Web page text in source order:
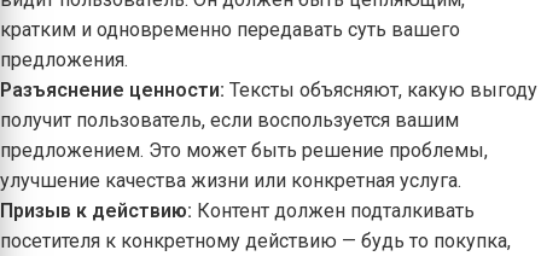
кратким и одновременно передавать суть вашего
предложения.
Разъяснение ценности: Тексты объясняют, какую выгоду
получит пользователь, если воспользуется вашим
предложением. Это может быть решение проблемы,
улучшение качества жизни или конкретная услуга.
Призыв к действию: Контент должен подталкивать
посетителя к конкретному действию — будь то покупка,